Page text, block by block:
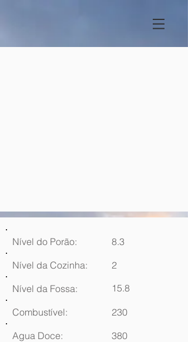
Nível do Porão:
8.3
Nível da Cozinha:
2
Nível da Fossa:
15.8
Combustível:
230
Agua Doce:
380